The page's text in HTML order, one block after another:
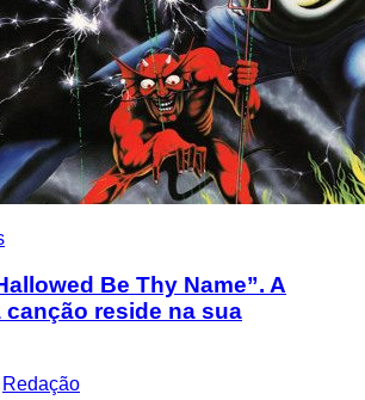
Be Thy Name”. A
reside na sua
Redação